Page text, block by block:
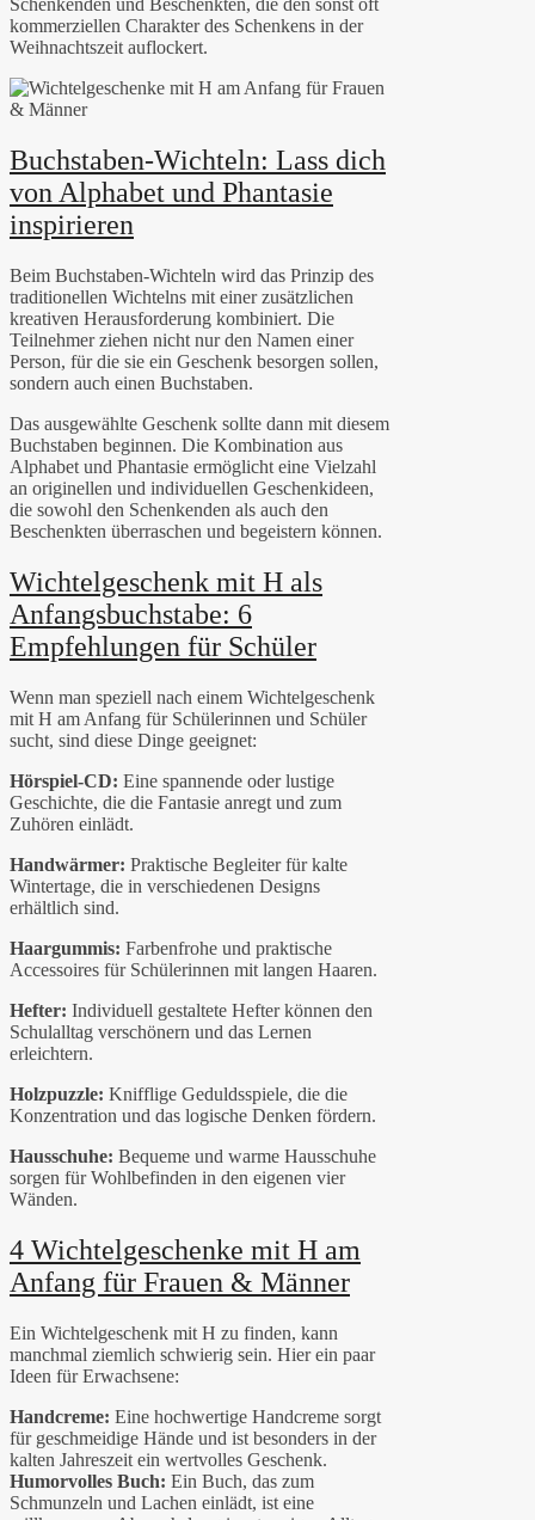
Schenkenden und Beschenkten, die den sonst oft
kommerziellen Charakter des Schenkens in der
Weihnachtszeit auflockert.
Buchstaben-Wichteln: Lass dich
von Alphabet und Phantasie
inspirieren
Beim Buchstaben-Wichteln wird das Prinzip des
traditionellen Wichtelns mit einer zusätzlichen
kreativen Herausforderung kombiniert. Die
Teilnehmer ziehen nicht nur den Namen einer
Person, für die sie ein Geschenk besorgen sollen,
sondern auch einen Buchstaben.
Das ausgewählte Geschenk sollte dann mit diesem
Buchstaben beginnen. Die Kombination aus
Alphabet und Phantasie ermöglicht eine Vielzahl
an originellen und individuellen Geschenkideen,
die sowohl den Schenkenden als auch den
Beschenkten überraschen und begeistern können.
Wichtelgeschenk mit H als
Anfangsbuchstabe: 6
Empfehlungen für Schüler
Wenn man speziell nach einem Wichtelgeschenk
mit H am Anfang für Schülerinnen und Schüler
sucht, sind diese Dinge geeignet:
Hörspiel-CD: Eine spannende oder lustige
Geschichte, die die Fantasie anregt und zum
Zuhören einlädt.
Handwärmer: Praktische Begleiter für kalte
Wintertage, die in verschiedenen Designs
erhältlich sind.
Haargummis: Farbenfrohe und praktische
Accessoires für Schülerinnen mit langen Haaren.
Hefter: Individuell gestaltete Hefter können den
Schulalltag verschönern und das Lernen
erleichtern.
Holzpuzzle: Knifflige Geduldsspiele, die die
Konzentration und das logische Denken fördern.
Hausschuhe: Bequeme und warme Hausschuhe
sorgen für Wohlbefinden in den eigenen vier
Wänden.
4 Wichtelgeschenke mit H am
Anfang für Frauen & Männer
Ein Wichtelgeschenk mit H zu finden, kann
manchmal ziemlich schwierig sein. Hier ein paar
Ideen für Erwachsene:
Handcreme: Eine hochwertige Handcreme sorgt
für geschmeidige Hände und ist besonders in der
kalten Jahreszeit ein wertvolles Geschenk.
Humorvolles Buch: Ein Buch, das zum
Schmunzeln und Lachen einlädt, ist eine